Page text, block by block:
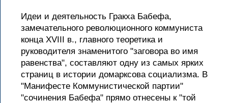
Идеи и деятельность Гракха Бабефа,
замечательного революционного коммуниста
конца XVIII в., главного теоретика и
руководителя знаменитого "заговора во имя
равенства", составляют одну из самых ярких
страниц в истории домарксова социализма. В
"Манифесте Коммунистической партии"
"сочинения Бабефа" прямо отнесены к "той